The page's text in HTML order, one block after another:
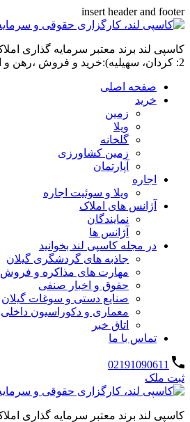
insert header and footer
2: کردان، سهیلیه):خرید و فروش ،رهن و اجاره
صفحه اصلی
خرید
زمین
ویلا
گلخانه
زمین کشاورزی
آپارتمان
اجاره
ویلا و سوئیت اجاره
آژانس های املاک
نمایندگان
آژانس ها
در مجله کاسپی لند بخوانید
جاذبه های گردشگری گیلان
مهارت های مذاکره و فروش
حقوق و اخبار صنفی
صنایع دستی و سوغات گیلان
معماری و دکوراسیون داخلی
اتاق خبر
تماس با ما
02191090611
ثبت ملک